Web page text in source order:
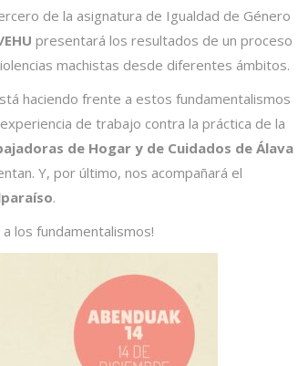
de la asignatura de Igualdad de Género
presentará los resultados de un proceso
machistas desde diferentes ámbitos.
haciendo frente a estos fundamentalismos
de trabajo contra la práctica de la
de Hogar y de Cuidados de Álava
Y, por último, nos acompañará el
.
los fundamentalismos!